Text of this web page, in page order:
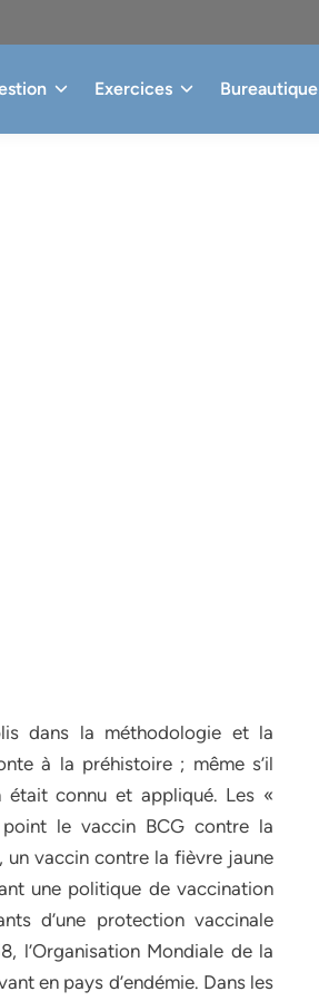
Exercices Bureautique
dans la méthodologie et la
à la préhistoire ; même s’il
était connu et appliqué. Les «
le vaccin BCG contre la
vaccin contre la fièvre jaune
une politique de vaccination
d’une protection vaccinale
l’Organisation Mondiale de la
en pays d’endémie. Dans les